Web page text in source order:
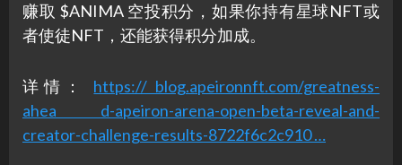
赚取 $ANIMA 空投积分，如果你持有星球NFT或
者使徒NFT，还能获得积分加成。
详情： https:// blog.apeironnft.com/greatness-
ahea d-apeiron-arena-open-beta-reveal-and-
creator-challenge-results-8722f6c2c910 …